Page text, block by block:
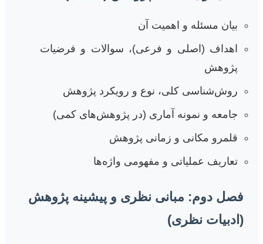
بیان مسئله و اهمیت آن
اهداف (اصلی و فرعی)، سوالات و فرضیات
پژوهش
روش‌شناسی کلی، نوع و رویکرد پژوهش
جامعه و نمونه آماری (در پژوهش‌های کمی)
قلمرو مکانی و زمانی پژوهش
تعاریف عملیاتی و مفهومی واژه‌ها
فصل دوم: مبانی نظری و پیشینه پژوهش
(ادبیات نظری)